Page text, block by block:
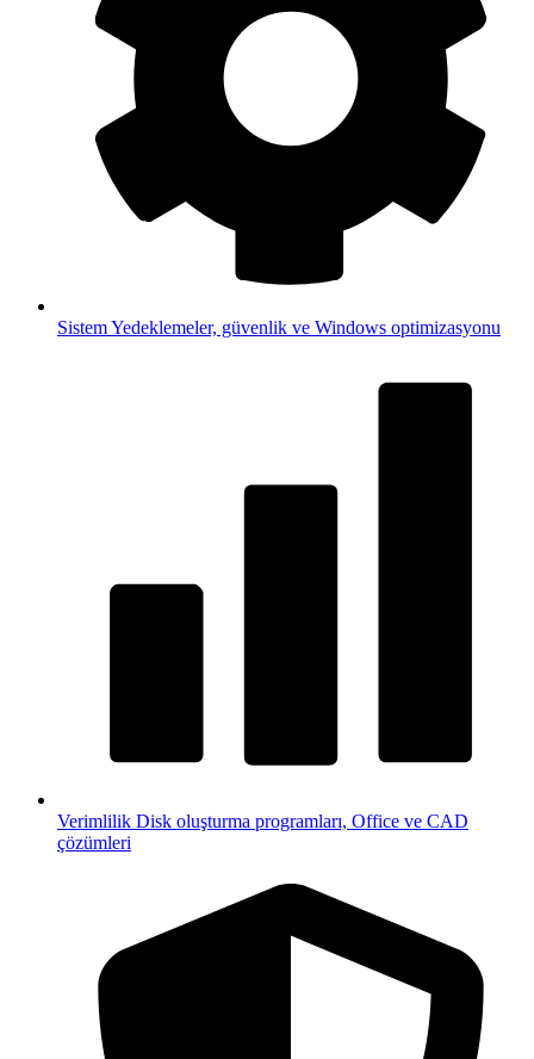
SistemYedeklemeler, güvenlik ve Windows optimizasyonu
Verimlilik Disk oluşturma programları, Office ve CAD
çözümleri